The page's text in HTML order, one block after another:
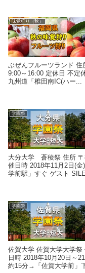
味覚狩り（秋）
ぶぜんフルーツランド 住
9:00～16:00 定休日 不定
九州道「椎田南IC(ハー...
学園祭
大分大学 蒼稜祭 住所 〒
催日時 2018年11月2日(
学前駅」すぐ ゲスト
学園祭
佐賀大学 佐賀大学大学
日時 2018年10月20日～
約15分→「佐賀大学前」